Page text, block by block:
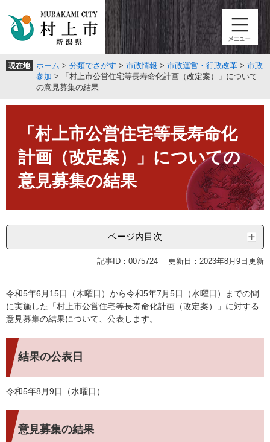
頭
。
飛
て
現在地 ホーム > 分類でさがす > 市政情報 > 市政運営・行政改革 > 市政
参加 >
「村上市公営住宅等長寿命化計画（改定案）」について
の意見募集の結果
「村上市公営住宅等長寿命化
計画（改定案）」についての
意見募集の結果
ページ内目次
記事ID：0075724 更新日：2023年8月9日更新
令和5年6月15日（木曜日）から令和5年7月5日（水曜日）までの間
に実施した「村上市公営住宅等長寿命化計画（改定案）」に対する
意見募集の結果について、公表します。
結果の公表日
令和5年8月9日（水曜日）
意見募集の結果